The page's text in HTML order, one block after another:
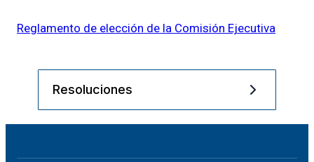
Reglamento de elección de la Comisión Ejecutiva
Resoluciones